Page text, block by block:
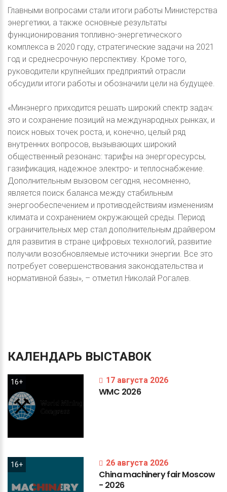
Главными вопросами стали итоги работы Министерства
энергетики, а также основные результаты
функционирования топливно-энергетического
комплекса в 2020 году, стратегические задачи на 2021
год и среднесрочную перспективу. Кроме того,
руководители крупнейших предприятий отрасли
обсудили итоги работы и обозначили цели на будущее.
«Минэнерго приходится решать широкий спектр задач:
это и сохранение позиций на международных рынках, и
поиск новых точек роста, и, конечно, целый ряд
внутренних вопросов, вызывающих широкий
общественный резонанс: тарифы на энергоресурсы,
газификация, надежное электро- и теплоснабжение.
Дополнительным вызовом сегодня, несомненно,
является поиск баланса между стабильным
энергообеспечением и противодействиям изменениям
климата и сохранением окружающей среды. Период
ограничительных мер стал дополнительным драйвером
для развития в стране цифровых технологий, развитие
получили возобновляемые источники энергии. Все это
потребует совершенствования законодательства и
нормативной базы», – отметил Николай Рогалев.
КАЛЕНДАРЬ ВЫСТАВОК
16+ 17 августа 2026
WMC 2026
16+ 26 августа 2026
ChinamachineryfairMoscow
- 2026